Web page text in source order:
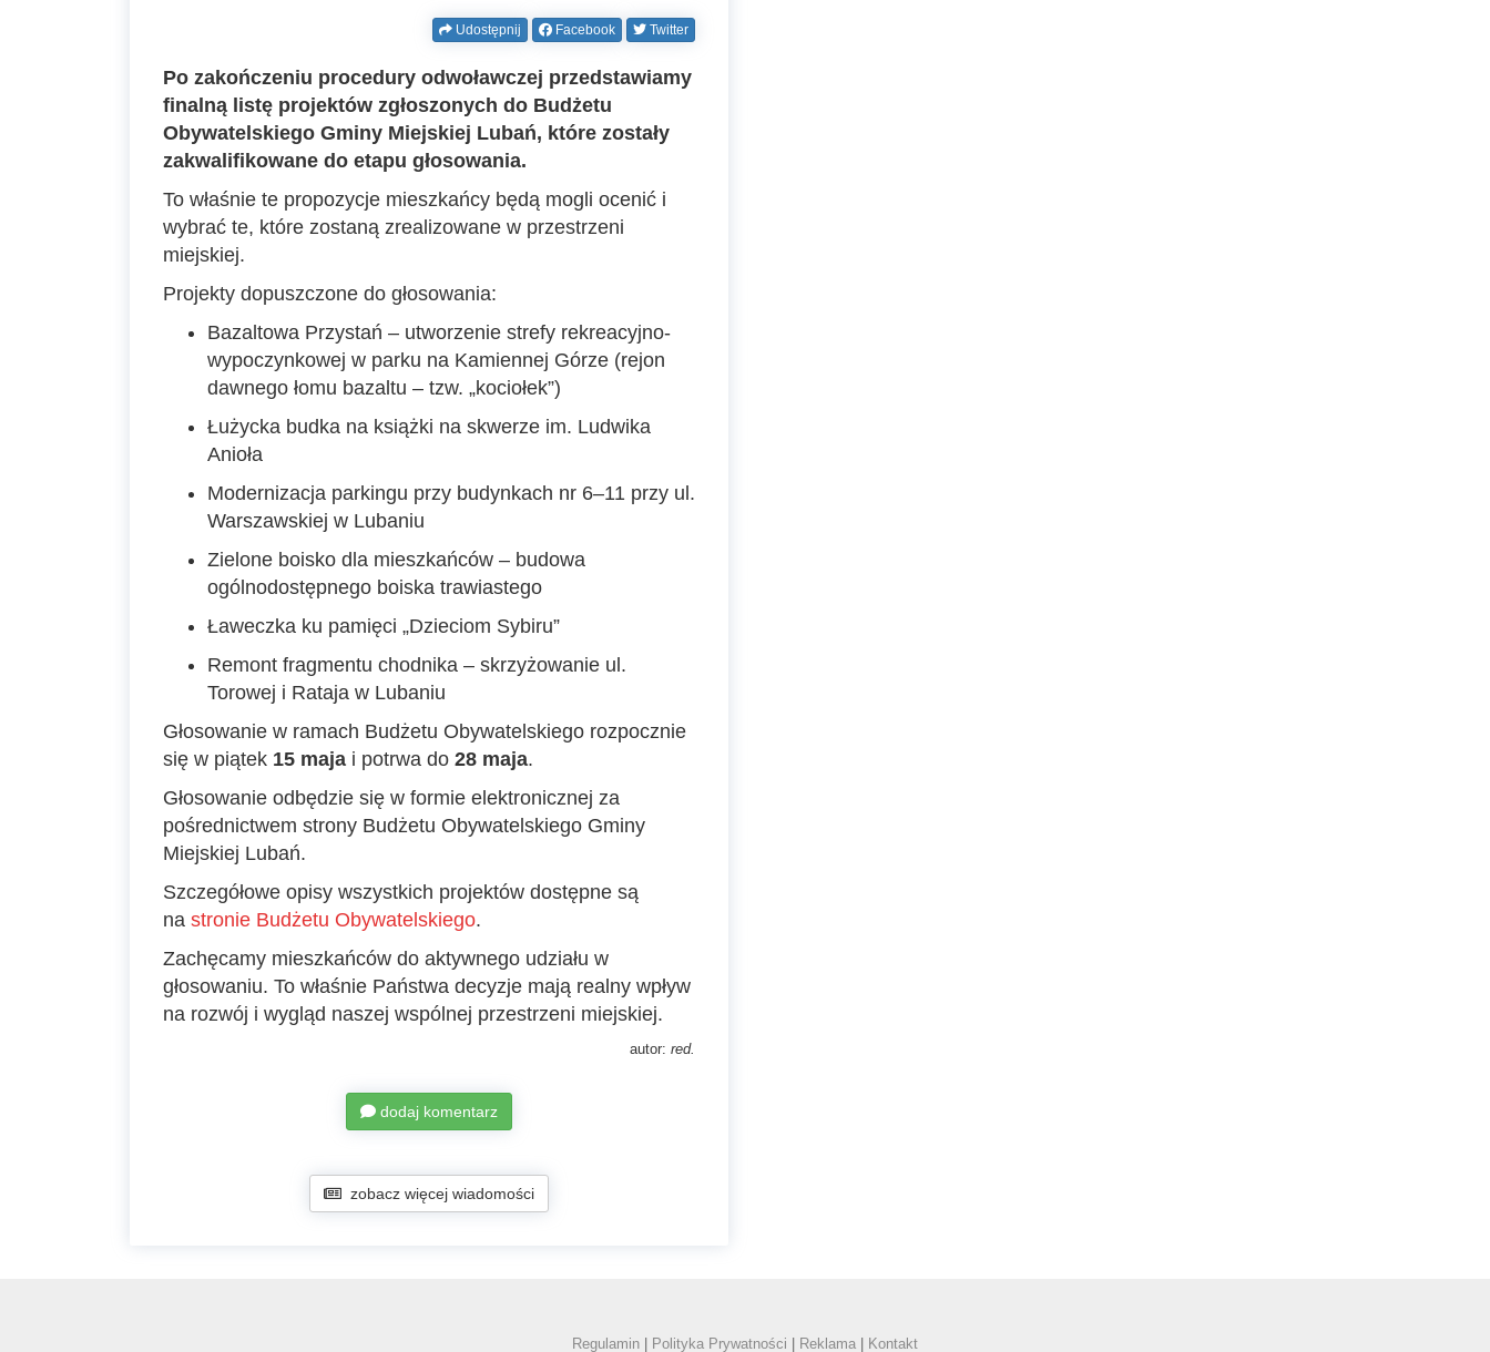
Udostępnij Facebook Twitter
Po zakończeniu procedury odwoławczej przedstawiamy
finalną listę projektów zgłoszonych do Budżetu
Obywatelskiego Gminy Miejskiej Lubań, które zostały
zakwalifikowane do etapu głosowania.
To właśnie te propozycje mieszkańcy będą mogli ocenić i
wybrać te, które zostaną zrealizowane w przestrzeni
miejskiej.
Projekty dopuszczone do głosowania:
Bazaltowa Przystań – utworzenie strefy rekreacyjno-
wypoczynkowej w parku na Kamiennej Górze (rejon
dawnego łomu bazaltu – tzw. „kociołek”)
Łużycka budka na książki na skwerze im. Ludwika
Anioła
Modernizacja parkingu przy budynkach nr 6–11 przy ul.
Warszawskiej w Lubaniu
Zielone boisko dla mieszkańców – budowa
ogólnodostępnego boiska trawiastego
Ławeczka ku pamięci „Dzieciom Sybiru”
Remont fragmentu chodnika – skrzyżowanie ul.
Torowej i Rataja w Lubaniu
Głosowanie w ramach Budżetu Obywatelskiego rozpocznie
się w piątek 15 maja i potrwa do 28 maja.
Głosowanie odbędzie się w formie elektronicznej za
pośrednictwem strony Budżetu Obywatelskiego Gminy
Miejskiej Lubań.
Szczegółowe opisy wszystkich projektów dostępne są
na stronie Budżetu Obywatelskiego.
Zachęcamy mieszkańców do aktywnego udziału w
głosowaniu. To właśnie Państwa decyzje mają realny wpływ
na rozwój i wygląd naszej wspólnej przestrzeni miejskiej.
autor: red.
dodaj komentarz
zobacz więcej wiadomości
Regulamin Polityka Prywatności Reklama Kontakt